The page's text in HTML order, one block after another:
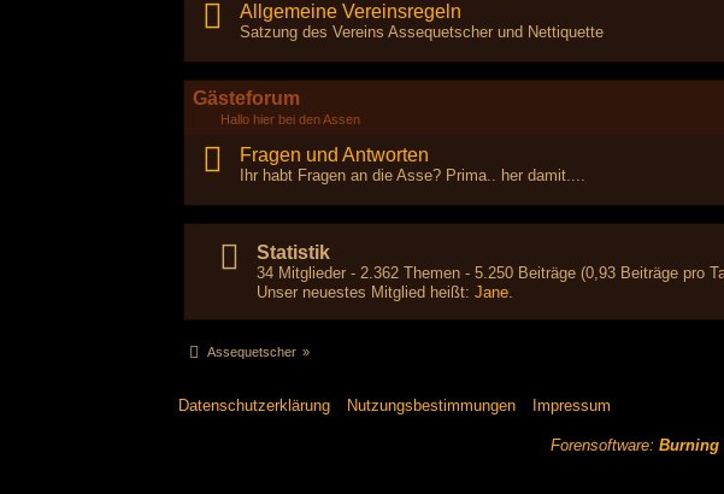
Allgemeine Vereinsregeln
Satzung des Vereins Assequetscher und Nettiquette
Gästeforum
Hallo hier bei den Assen
Fragen und Antworten
Ihr habt Fragen an die Asse? Prima.. her damit....
Statistik
34 Mitglieder - 2.362 Themen - 5.250 Beiträge (0,93 Beiträge pro
Unser neuestes Mitglied heißt:Jane.
Assequetscher »
Datenschutzerklärung Nutzungsbestimmungen Impressum
Forensoftware: Burning